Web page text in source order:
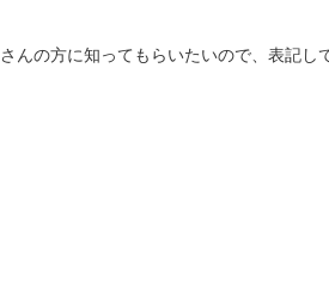
んの方に知ってもらいたいので、表記し